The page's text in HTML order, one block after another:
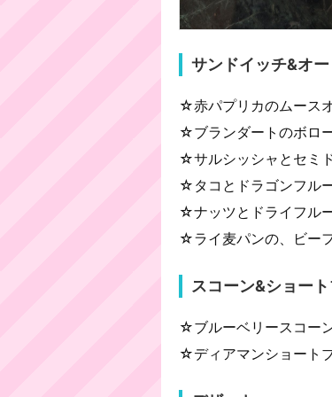
サンドイッチ&オ
☆赤パプリカのムース
☆ブランダートのボロ
☆サルシッシャとセミ
☆タコとドラゴンフル
☆ナッツとドライフル
☆ライ麦パンの、ビー
スコーン&ショー
☆ブルーベリースコー
☆ディアマンショート